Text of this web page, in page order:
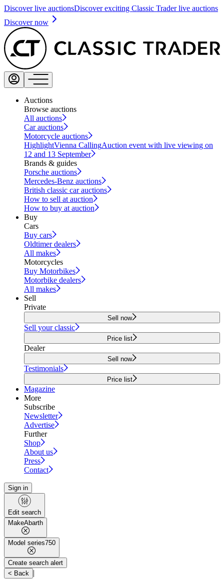
Discover live auctionsDiscover exciting Classic Trader live auctions
Discover now
Auctions
Browse auctions
All auctions
Car auctions
Motorcycle auctions
HighlightVienna CallingAuction event with live viewing on
12 and 13 September
Brands & guides
Porsche auctions
Mercedes-Benz auctions
British classic car auctions
How to sell at auction
How to buy at auction
Buy
Cars
Buy cars
Oldtimer dealers
All makes
Motorcycles
Buy Motorbikes
Motorbike dealers
All makes
Sell
Private
Sell now
Sell your classic
Price list
Dealer
Sell now
Testimonials
Price list
Magazine
More
Subscribe
Newsletter
Advertise
Further
Shop
About us
Press
Contact
Sign in
Edit search
MakeAbarth
Model series750
Create search alert
< Back |